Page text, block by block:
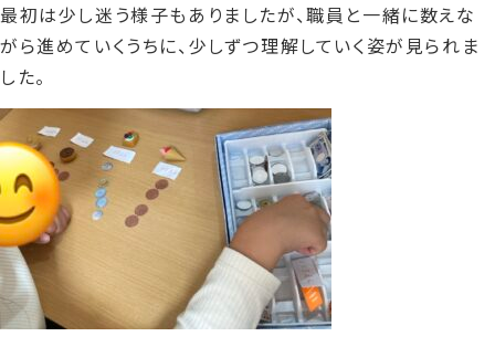
最初は少し迷う様子もありましたが、職員と一緒に数えな
がら進めていくうちに、少しずつ理解していく姿が見られま
した。